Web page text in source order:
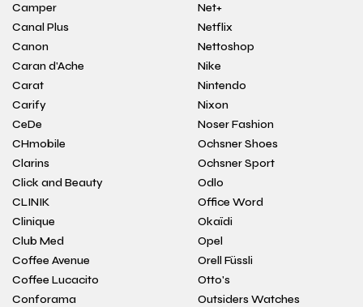
Camper
Canal Plus
Canon
Caran d'Ache
Carat
Carify
CeDe
CHmobile
Clarins
Click and Beauty
CLINIK
Clinique
Club Med
Coffee Avenue
Coffee Lucacito
Conforama
Net+
Netflix
Nettoshop
Nike
Nintendo
Nixon
Noser Fashion
Ochsner Shoes
Ochsner Sport
Odlo
Office Word
Okaïdi
Opel
Orell Füssli
Otto's
Outsiders Watches